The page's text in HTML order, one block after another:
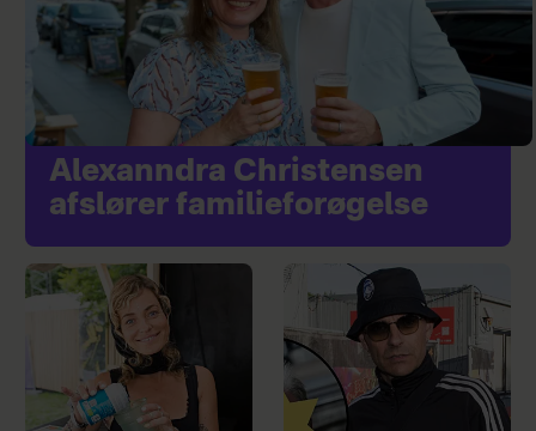
Alexanndra Christensen
afslører familieforøgelse